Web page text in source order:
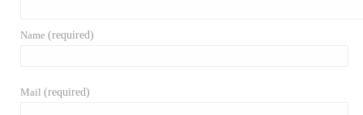
Name (required)
Mail (required)